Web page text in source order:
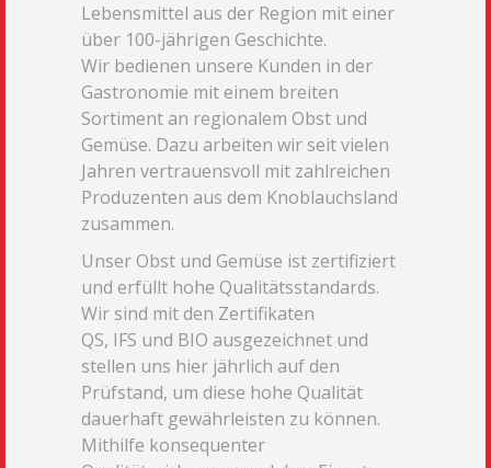
Lebensmittel aus der Region mit einer
über 100-jährigen Geschichte.
Wir bedienen unsere Kunden in der
Gastronomie mit einem breiten
Sortiment an regionalem Obst und
Gemüse. Dazu arbeiten wir seit vielen
Jahren vertrauensvoll mit zahlreichen
Produzenten aus dem Knoblauchsland
zusammen.
Unser Obst und Gemüse ist zertifiziert
und erfüllt hohe Qualitätsstandards.
Wir sind mit den Zertifikaten
QS, IFS und BIO ausgezeichnet und
stellen uns hier jährlich auf den
Prüfstand, um diese hohe Qualität
dauerhaft gewährleisten zu können.
Mithilfe konsequenter